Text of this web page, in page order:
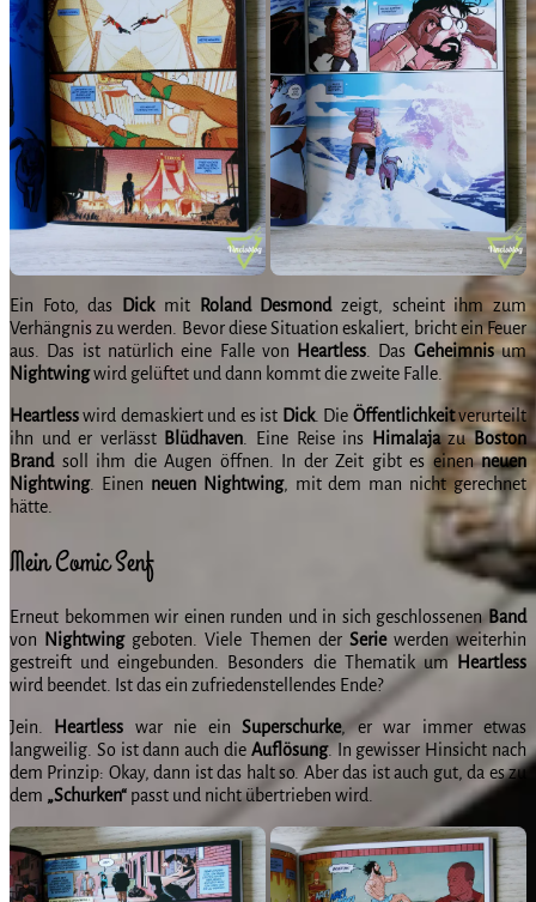
Ein Foto, das Dickmit Roland Desmondzeigt, scheint ihm zum
Verhängnis zu werden. Bevor diese Situation eskaliert, bricht ein Feuer
aus. Das ist natürlich eine Falle von
Heartless . Das Geheimnisum
Nightwingwird gelüftet und dann kommt die zweite Falle.
Heartlesswird demaskiert und es ist Dick. Die Öffentlichkeitverurteilt
ihn und er verlässt Blüdhaven . Eine Reise ins HimalajazuBoston
Brandsoll ihm die Augen öffnen. In der Zeit gibt es einenneuen
Nightwing. Einen neuen Nightwing, mit dem man nicht gerechnet
hätte.
Mein Comic Senf
Erneut bekommen wir einen runden und in sich geschlossenen Band
von
Nightwinggeboten. Viele Themen der Seriewerden weiterhin
gestreift und eingebunden. Besonders die Thematik um
Heartless
wird beendet. Ist das ein zufriedenstellendes Ende?
Jein. Heartless war nie einSuperschurke, er war immer etwas
langweilig. So ist dann auch die Auflösung. In gewisser Hinsicht nach
dem Prinzip: Okay, dann ist das halt so. Aber das ist auch gut, da es zu
dem „Schurken“ passt und nicht übertrieben wird.